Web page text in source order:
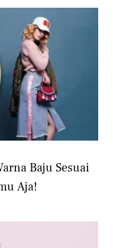
Baju Sesuai
Aja!